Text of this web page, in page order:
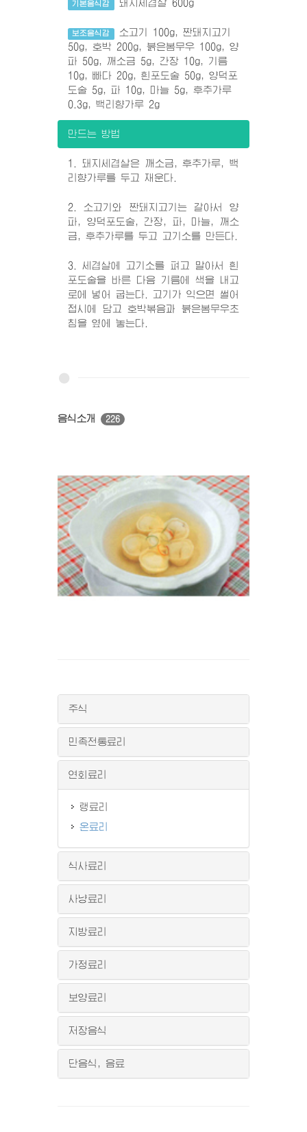
기본음식감 돼지세겹살 600g
보조음식감
소고기 100g, 짠돼지고기
50g, 호박 200g, 붉은봄무우 100g, 양
파 50g, 깨소금 5g, 간장 10g, 기름
10g, 빠다 20g, 흰포도술 50g, 양덕포
도술 5g, 파 10g, 마늘 5g, 후추가루
0.3g, 백리향가루 2g
만드는 방법
1. 돼지세겹살은 깨소금, 후추가루, 백
리향가루를 두고 재운다.
2. 소고기와 짠돼지고기는 갈아서 양
파, 양덕포도술, 간장, 파, 마늘, 깨소
금, 후추가루를 두고 고기소를 만든다.
3. 세겹살에 고기소를 펴고 말아서 흰
포도술을 바른 다음 기름에 색을 내고
로에 넣어 굽는다. 고기가 익으면 썰어
접시에 담고 호박볶음과 붉은봄무우초
침을 옆에 놓는다.
음식소개 226
주식
민족전통료리
연회료리
랭료리
온료리
식사료리
사냥료리
지방료리
가정료리
보양료리
저장음식
단음식, 음료